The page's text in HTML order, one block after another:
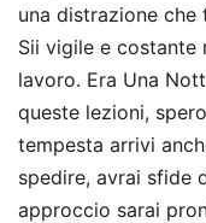
una distrazione
Sii vigile e costante
lavoro. Era Una
queste lezioni,
tempesta arrivi
spedire, avrai sfide
approccio sarai